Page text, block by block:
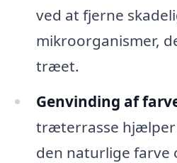
ved at fjerne
mikroorganismer,
træet.
Genvinding af
træterrasse hjælper
den naturlige farve